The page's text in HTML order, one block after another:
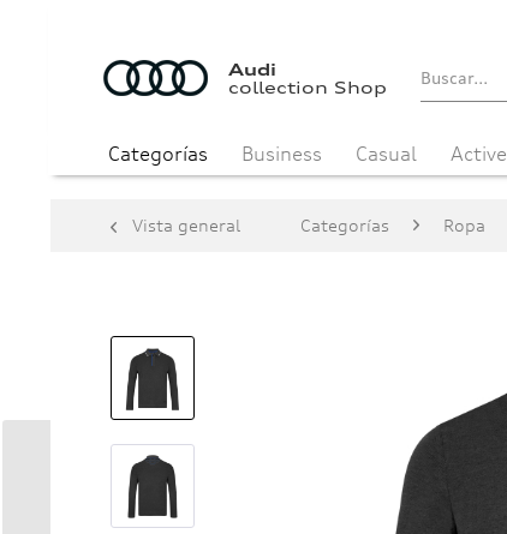
Audi
collection Shop
Categorías Business Casual Active
Vista general Categorías Ropa